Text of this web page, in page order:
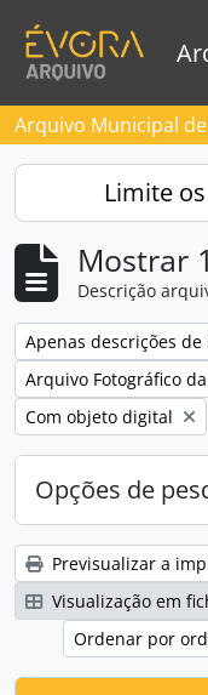
Arquivo Municipal
Limite
Mostrar
Descrição
Remove filter:
Apenas descrições
Remove filter:
Arquivo Fotográfico
Remove filter:
Com objeto digital
Opções de
Previsualizar a
Visualização em
Ordenar por